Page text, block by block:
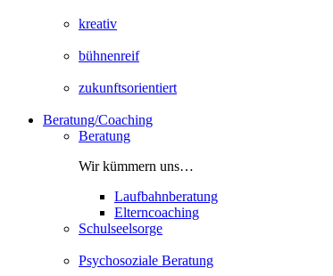
kreativ
bühnenreif
zukunftsorientiert
Beratung/Coaching
Beratung
Wir kümmern uns…
Laufbahnberatung
Elterncoaching
Schulseelsorge
Psychosoziale Beratung